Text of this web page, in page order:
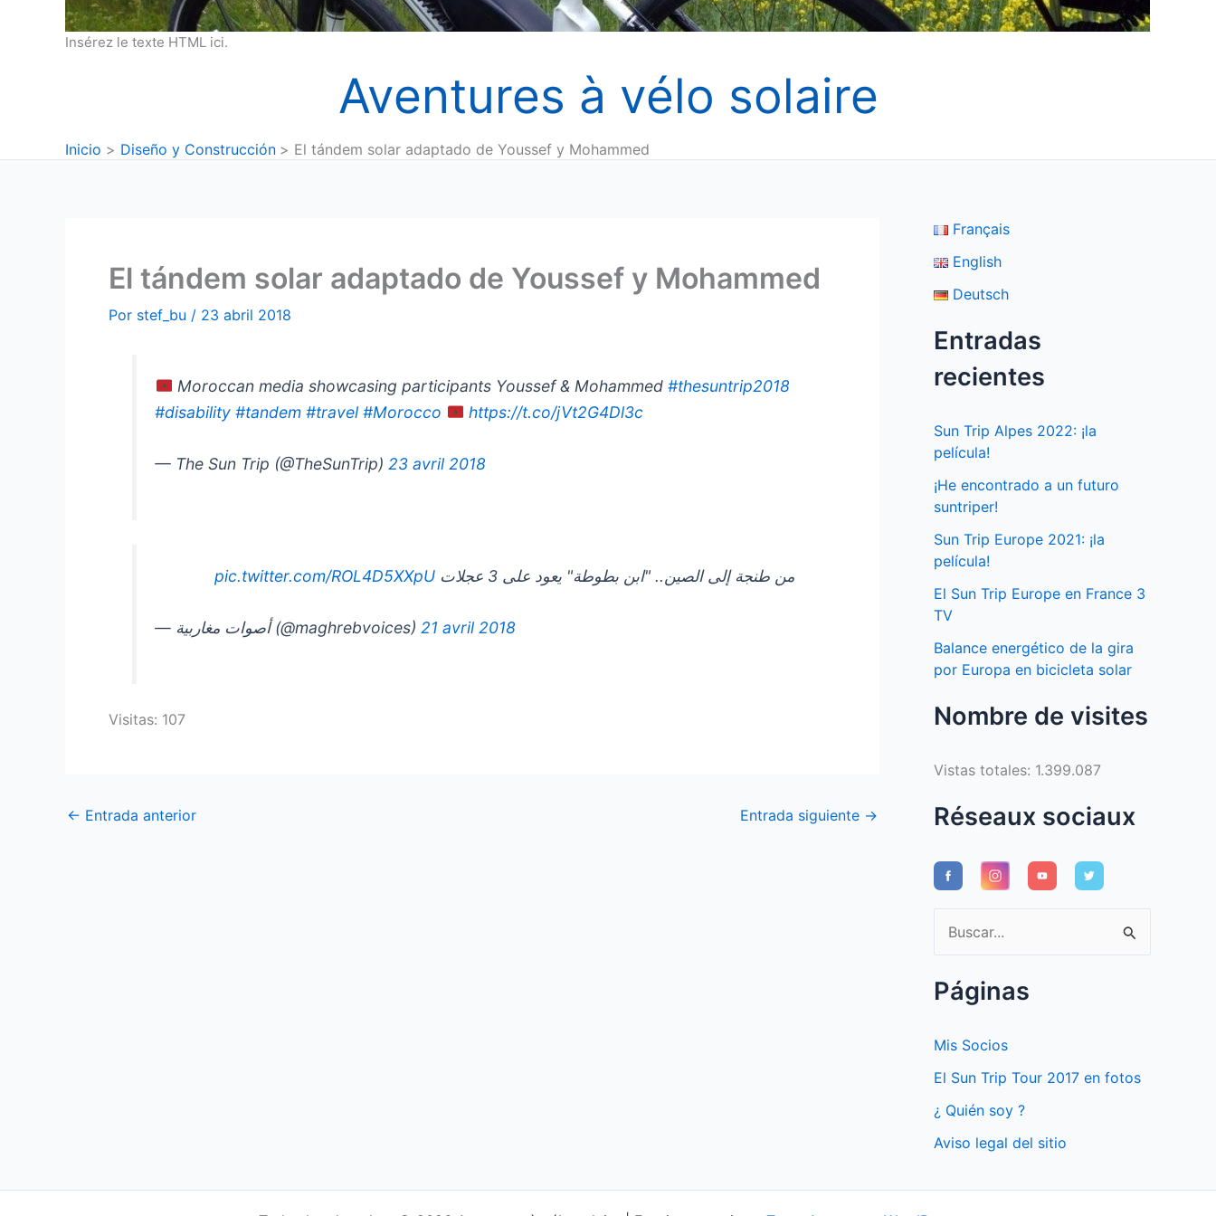
Insérez le texte HTML ici.
Aventures à vélo solaire
Inicio Diseño y Construcción El tándem solar adaptado de Youssef y Mohammed
El tándem solar adaptado de Youssef y Mohammed
Por stef_bu / 23 abril 2018
Moroccan media showcasing participants Youssef & Mohammed#thesuntrip2018
#disability #tandem #travel #Morocco https://t.co/jVt2G4Dl3c
— The Sun Trip (@TheSunTrip) 23 avril 2018
من طنجة إلى الصين.. "ابن بطوطة" يعود على 3 عجلات pic.twitter.com/ROL4D5XXpU
— أصوات مغاربية (@maghrebvoices) 21 avril 2018
Visitas: 107
← Entrada anterior Entrada siguiente →
Français
English
Deutsch
Entradas
recientes
Sun Trip Alpes 2022: ¡la
película!
¡He encontrado a un futuro
suntriper!
Sun Trip Europe 2021: ¡la
película!
El Sun Trip Europe en France 3
TV
Balance energético de la gira
por Europa en bicicleta solar
Nombre de visites
Vistas totales: 1.399.087
Réseaux sociaux
u
s
a
r
Páginas
Mis Socios
El Sun Trip Tour 2017 en fotos
¿ Quién soy ?
Aviso legal del sitio